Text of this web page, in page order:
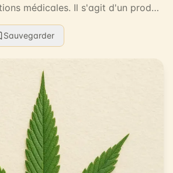
médicales. Il s'agit d'un produit
peut être consom...
Sauvegarder